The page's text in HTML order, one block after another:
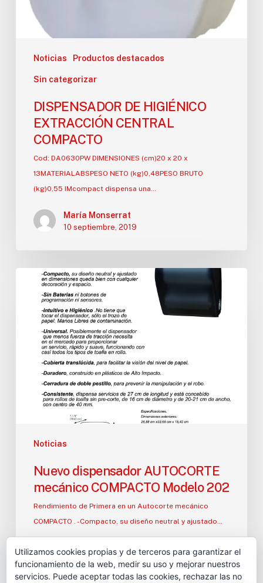
Noticias Productos destacados
Sin categorizar
DISPENSADOR DE HIGIÉNICO
EXTRACCIÓN CENTRAL
COMPACTO
Cod: DA0630PW DIMENSIONES (cm)20 x 20 x
13MATERIALABSPESO NETO (kg)0,48PESO BRUTO
(kg)0,55 IMcompact dispensa una…
María Monserrat
10 septiembre, 2019
Noticias
Nuevo
dispensador
AUTOCORTE
mecánico
COMPACTO
Modelo
Nuevo dispensador AUTOCORTE
mecánico COMPACTO Modelo 202
Rendimiento de Primera en un Autocorte mecánico
COMPACTO . -Compacto, su diseño neutral y ajustado…
moldnpack
1 septiembre, 2014
Utilizamos cookies propias y de terceros para garantizar el
funcionamiento de la web, medir su uso y mejorar nuestros
servicios. Puede aceptar todas las cookies, rechazar las no